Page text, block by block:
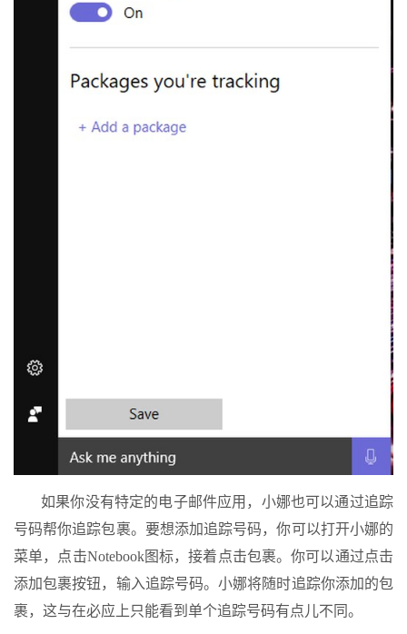
如果你没有特定的电子邮件应用，小娜也可以通过追踪
号码帮你追踪包裹。要想添加追踪号码，你可以打开小娜的
菜单，点击Notebook图标，接着点击包裹。你可以通过点击
添加包裹按钮，输入追踪号码。小娜将随时追踪你添加的包
裹，这与在必应上只能看到单个追踪号码有点儿不同。